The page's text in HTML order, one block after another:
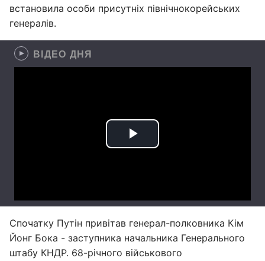
встановила особи присутніх північнокорейських
генералів.
ВІДЕО ДНЯ
Спочатку Путін привітав генерал-полковника Кім
Йонг Бока - заступника начальника Генерального
штабу КНДР. 68-річного військового